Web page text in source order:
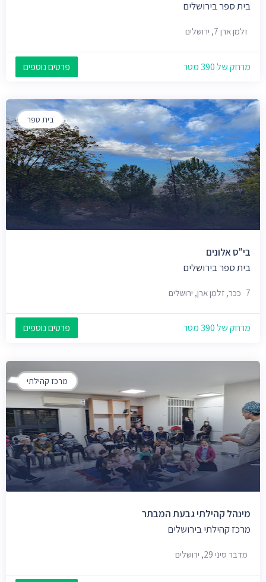
בית ספר בירושלים
זלמן ארן 7, ירושלים
מרחק של 390 מטר פרטים נוספים
בית ספר
בי"ס אלונים
בית ספר בירושלים
7 ככר, זלמן ארן, ירושלים
מרחק של 390 מטר פרטים נוספים
מרכז קהילתי
מינהל קהילתי גבעת המבתר
מרכז קהילתי בירושלים
מדבר סיני 29, ירושלים